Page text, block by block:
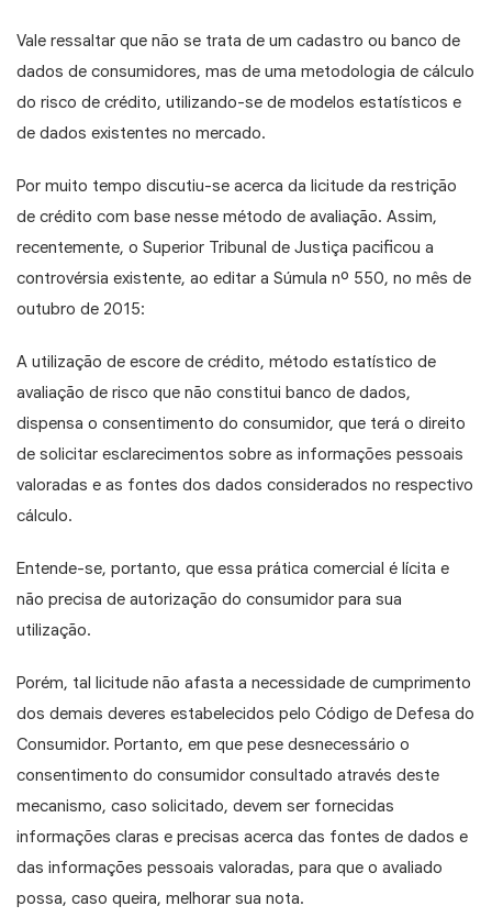
Vale ressaltar que não se trata de um cadastro ou banco de
dados de consumidores, mas de uma metodologia de cálculo
do risco de crédito, utilizando-se de modelos estatísticos e
de dados existentes no mercado.
Por muito tempo discutiu-se acerca da licitude da restrição
de crédito com base nesse método de avaliação. Assim,
recentemente, o Superior Tribunal de Justiça pacificou a
controvérsia existente, ao editar a Súmula nº 550, no mês de
outubro de 2015:
A utilização de escore de crédito, método estatístico de
avaliação de risco que não constitui banco de dados,
dispensa o consentimento do consumidor, que terá o direito
de solicitar esclarecimentos sobre as informações pessoais
valoradas e as fontes dos dados considerados no respectivo
cálculo.
Entende-se, portanto, que essa prática comercial é lícita e
não precisa de autorização do consumidor para sua
utilização.
Porém, tal licitude não afasta a necessidade de cumprimento
dos demais deveres estabelecidos pelo Código de Defesa do
Consumidor. Portanto, em que pese desnecessário o
consentimento do consumidor consultado através deste
mecanismo, caso solicitado, devem ser fornecidas
informações claras e precisas acerca das fontes de dados e
das informações pessoais valoradas, para que o avaliado
possa, caso queira, melhorar sua nota.